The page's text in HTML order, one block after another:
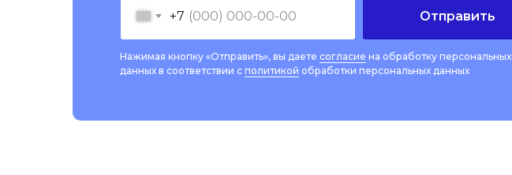
+7 Отправить
Нажимая кнопку «Отправить», вы даете согласие на обработку персональных
данных в соответствии с политикой обработки персональных данных